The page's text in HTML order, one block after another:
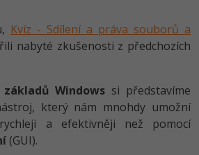
v praxi
programování - OOP
Bootstrap, SEO
WWW aplikací
developer
aplikací
-80%
Kvíz - Sdílení a práva souborů a
nabyté zkušenosti z předchozích
Windows si představíme
který nám mnohdy umožní
a efektivněji než pomocí
(GUI).